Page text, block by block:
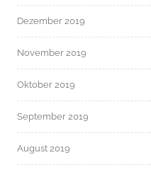
Dezember 2019
November 2019
Oktober 2019
September 2019
August 2019